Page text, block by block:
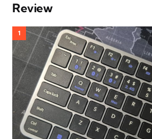
Review